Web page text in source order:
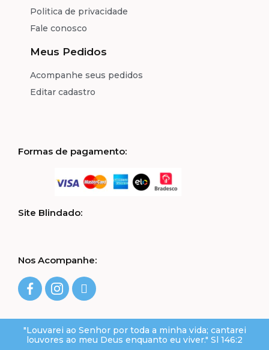
Politica de privacidade
Fale conosco
Meus Pedidos
Acompanhe seus pedidos
Editar cadastro
Formas de pagamento:
Site Blindado:
Nos Acompanhe:
"Louvarei ao Senhor por toda a minha vida; cantarei
louvores ao meu Deus enquanto eu viver." Sl 146:2